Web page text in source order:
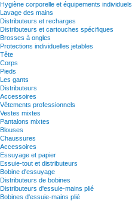
Hygiène corporelle et équipements individuels
Lavage des mains
Distributeurs et recharges
Distributeurs et cartouches spécifiques
Brosses à ongles
Protections individuelles jetables
Tête
Corps
Pieds
Les gants
Distributeurs
Accessoires
Vêtements professionnels
Vestes mixtes
Pantalons mixtes
Blouses
Chaussures
Accessoires
Essuyage et papier
Essuie-tout et distributeurs
Bobine d'essuyage
Distributeurs de bobines
Distributeurs d'essuie-mains plié
Bobines d'essuie-mains plié